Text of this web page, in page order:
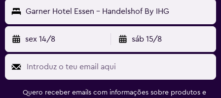
Garner Hotel Essen - Handelshof By IHG
sex 14/8 sáb 15/8
Quero receber emails com informações sobre produtos e